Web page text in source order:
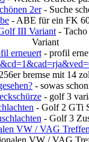
2er- Suche
- ABE für ein FK
III Variant -
Variant
erneuert- profil
bremse mit 14
- sowas
- golf 3
- Golf 2 GTi
- Golf 3
VW / VAG
VW / VAG